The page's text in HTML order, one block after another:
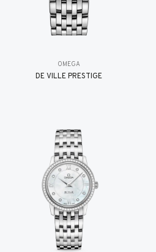
OMEGA
DE VILLE PRESTIGE